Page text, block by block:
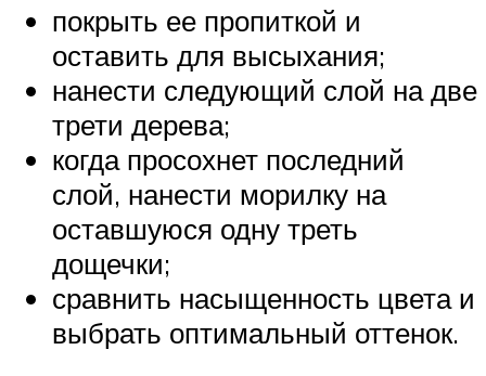
покрыть ее пропиткой и
оставить для высыхания;
нанести следующий слой на две
трети дерева;
когда просохнет последний
слой, нанести морилку на
оставшуюся одну треть
дощечки;
сравнить насыщенность цвета и
выбрать оптимальный оттенок.